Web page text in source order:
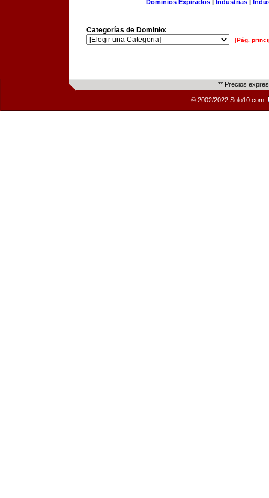
Dominios Expirados | Industrias |
Categorías de Dominio:
[Pág.
** Precios
© 2002/2022 Solo10.com